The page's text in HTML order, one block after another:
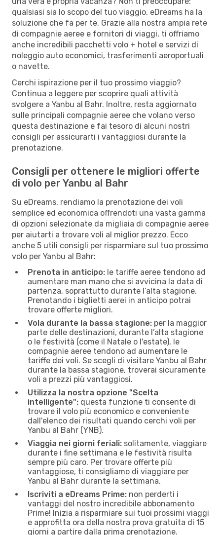
qualsiasi sia lo scopo del tuo viaggio, eDreams ha la
soluzione che fa per te. Grazie alla nostra ampia rete
di compagnie aeree e fornitori di viaggi, ti offriamo
anche incredibili pacchetti volo + hotel e servizi di
noleggio auto economici, trasferimenti aeroportuali
o navette.
Cerchi ispirazione per il tuo prossimo viaggio?
Continua a leggere per scoprire quali attività
svolgere a Yanbu al Bahr. Inoltre, resta aggiornato
sulle principali compagnie aeree che volano verso
questa destinazione e fai tesoro di alcuni nostri
consigli per assicurarti i vantaggiosi durante la
prenotazione.
Consigli per ottenere le migliori offerte
di volo per Yanbu al Bahr
Su eDreams, rendiamo la prenotazione dei voli
semplice ed economica offrendoti una vasta gamma
di opzioni selezionate da migliaia di compagnie aeree
per aiutarti a trovare voli al miglior prezzo. Ecco
anche 5 utili consigli per risparmiare sul tuo prossimo
volo per Yanbu al Bahr:
Prenota in anticipo: le tariffe aeree tendono ad
aumentare man mano che si avvicina la data di
partenza, soprattutto durante l’alta stagione.
Prenotando i biglietti aerei in anticipo potrai
trovare offerte migliori.
Vola durante la bassa stagione: per la maggior
parte delle destinazioni, durante l’alta stagione
o le festività (come il Natale o l'estate), le
compagnie aeree tendono ad aumentare le
tariffe dei voli. Se scegli di visitare Yanbu al Bahr
durante la bassa stagione, troverai sicuramente
voli a prezzi più vantaggiosi.
Utilizza la nostra opzione "Scelta
intelligente": questa funzione ti consente di
trovare il volo più economico e conveniente
dall'elenco dei risultati quando cerchi voli per
Yanbu al Bahr (YNB).
Viaggia nei giorni feriali: solitamente, viaggiare
durante i fine settimana e le festività risulta
sempre più caro. Per trovare offerte più
vantaggiose, ti consigliamo di viaggiare per
Yanbu al Bahr durante la settimana.
Iscriviti a eDreams Prime: non perderti i
vantaggi del nostro incredibile abbonamento
Prime! Inizia a risparmiare sui tuoi prossimi viaggi
e approfitta ora della nostra prova gratuita di 15
giorni a partire dalla prima prenotazione.